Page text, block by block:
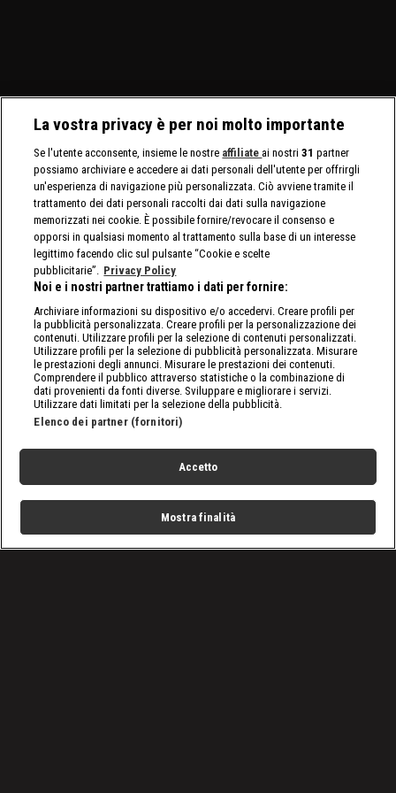
La vostra privacy è per noi molto importante
Se l'utente acconsente, insieme le nostre affiliate ai nostri31 partner
possiamo archiviare e accedere ai dati personali dell'utente per offrirgli
un'esperienza di navigazione più personalizzata. Ciò avviene tramite il
trattamento dei dati personali raccolti dai dati sulla navigazione
memorizzati nei cookie. È possibile fornire/revocare il consenso e
opporsi in qualsiasi momento al trattamento sulla base di un interesse
legittimo facendo clic sul pulsante “Cookie e scelte
pubblicitarie”. Privacy Policy
Noi e i nostri partner trattiamo i dati per fornire:
Archiviare informazioni su dispositivo e/o accedervi. Creare profili per
la pubblicità personalizzata. Creare profili per la personalizzazione dei
contenuti. Utilizzare profili per la selezione di contenuti personalizzati.
Utilizzare profili per la selezione di pubblicità personalizzata. Misurare
le prestazioni degli annunci. Misurare le prestazioni dei contenuti.
Comprendere il pubblico attraverso statistiche o la combinazione di
dati provenienti da fonti diverse. Sviluppare e migliorare i servizi.
Utilizzare dati limitati per la selezione della pubblicità.
Elenco dei partner (fornitori)
Accetto
Mostra finalità